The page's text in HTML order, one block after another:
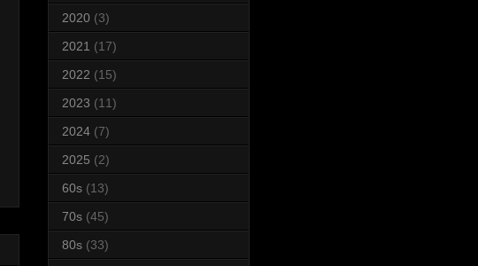
2020 (3)
2021 (17)
2022 (15)
2023 (11)
2024 (7)
2025 (2)
60s (13)
70s (45)
80s (33)